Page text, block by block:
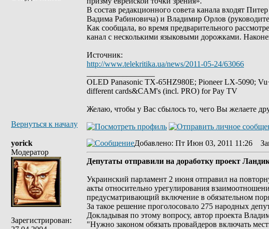
В состав редакционного совета канала входят
Вадима Рабиновича) и Владимир Орлов
Как сообщала, во время предварительного
канал с несколькими языковыми дорожками.
Источник:
http://www.telekritika.ua/news/2011-05-24/63066
OLED Panasonic TX-65HZ980E; Pioneer LX-5090;
different cards&CAM's (incl. PRO) for Pay TV
Желаю, чтобы у Вас сбылось то, чего Вы желаете
Вернуться к началу
yorick
Модератор
Зарегистрирован:
Добавлено: Пт Июн 03, 2011 11:26
Депутаты отправили на доработку проект
Украинский парламент 2 июня отправил на
акты относительно урегулирования
предусматривающий включение в обязательном
За такое решение проголосовало 275 народных
Докладывая по этому вопросу, автор проекта
"Нужно законом обязать провайдеров включать